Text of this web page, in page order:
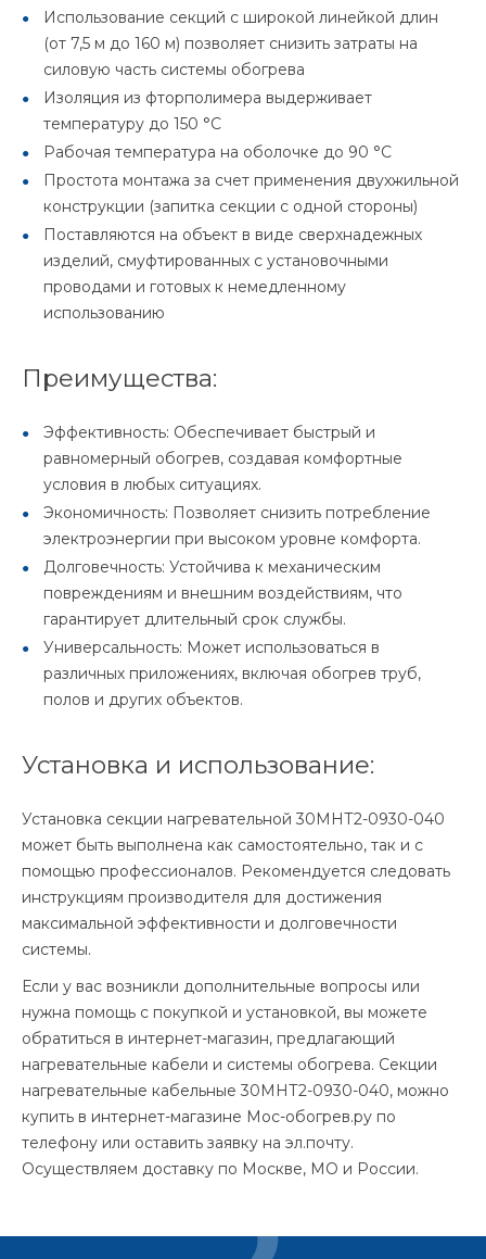
Использование секций с широкой линейкой длин
(от 7,5 м до 160 м) позволяет снизить затраты на
силовую часть системы обогрева
Изоляция из фторполимера выдерживает
температуру до 150 °С
Рабочая температура на оболочке до 90 °С
Простота монтажа за счет применения двухжильной
конструкции (запитка секции с одной стороны)
Поставляются на объект в виде сверхнадежных
изделий, смуфтированных с установочными
проводами и готовых к немедленному
использованию
Преимущества:
Эффективность: Обеспечивает быстрый и
равномерный обогрев, создавая комфортные
условия в любых ситуациях.
Экономичность: Позволяет снизить потребление
электроэнергии при высоком уровне комфорта.
Долговечность: Устойчива к механическим
повреждениям и внешним воздействиям, что
гарантирует длительный срок службы.
Универсальность: Может использоваться в
различных приложениях, включая обогрев труб,
полов и других объектов.
Установка и использование:
Установка секции нагревательной 30МНТ2-0930-040
может быть выполнена как самостоятельно, так и с
помощью профессионалов. Рекомендуется следовать
инструкциям производителя для достижения
максимальной эффективности и долговечности
системы.
Если у вас возникли дополнительные вопросы или
нужна помощь с покупкой и установкой, вы можете
обратиться в интернет-магазин, предлагающий
нагревательные кабели и системы обогрева. Секции
нагревательные кабельные 30МНТ2-0930-040, можно
купить в интернет-магазине Мос-обогрев.ру по
телефону или оставить заявку на эл.почту.
Осуществляем доставку по Москве, МО и России.